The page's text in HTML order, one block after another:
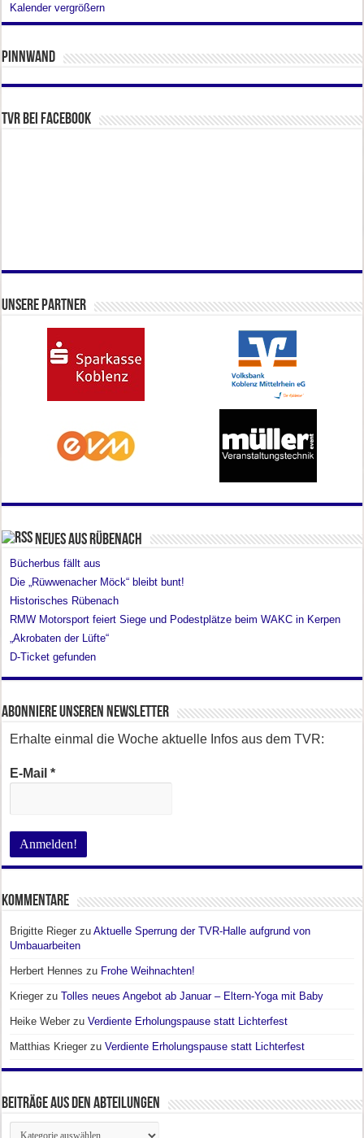
Kalender vergrößern
Pinnwand
TVR bei facebook
Unsere Partner
Neues aus Rübenach
Bücherbus fällt aus
Die „Rüwwenacher Möck“ bleibt bunt!
Historisches Rübenach
RMW Motorsport feiert Siege und Podestplätze beim WAKC in Kerpen
„Akrobaten der Lüfte“
D-Ticket gefunden
Abonniere unseren Newsletter
Erhalte einmal die Woche aktuelle Infos aus dem TVR:
E-Mail*
Kommentare
Brigitte Rieger zuAktuelle Sperrung der TVR-Halle aufgrund von
Umbauarbeiten
Herbert Hennes zu Frohe Weihnachten!
Krieger zuTolles neues Angebot ab Januar – Eltern-Yoga mit Baby
Heike Weber zuVerdiente Erholungspause statt Lichterfest
Matthias Krieger zuVerdiente Erholungspause statt Lichterfest
Beiträge aus den Abteilungen
Beiträge